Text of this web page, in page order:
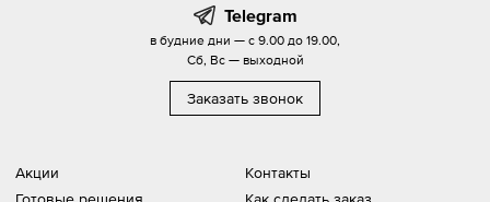
Акции
Готовые решения
Контакты
Как сделать заказ
Telegram
в будние дни — с 9.00 до 19.00,
Сб, Вс — выходной
Заказать звонок